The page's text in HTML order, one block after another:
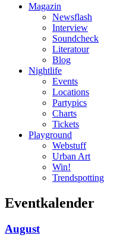
Magazin
Newsflash
Interview
Soundcheck
Literatour
Blog
Nightlife
Events
Locations
Partypics
Charts
Tickets
Playground
Webstuff
Urban Art
Win!
Trendspotting
Eventkalender
August